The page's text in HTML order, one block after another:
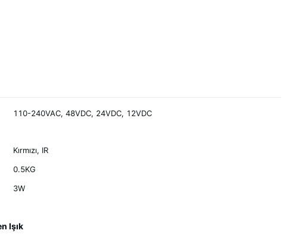
110-240VAC, 48VDC, 24VDC, 12VDC
Kırmızı, IR
0.5KG
3W
Işık